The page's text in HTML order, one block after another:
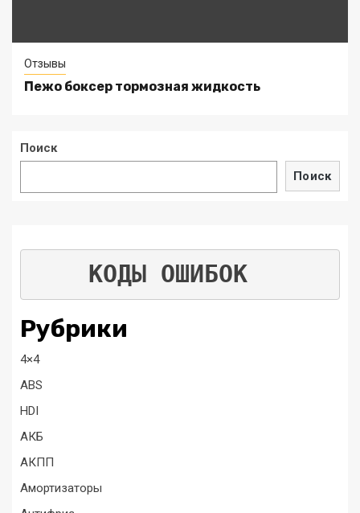
Отзывы
Пежо боксер тормозная жидкость
Поиск
Поиск
КОДЫ ОШИБОК
Рубрики
4×4
ABS
HDI
АКБ
АКПП
Амортизаторы